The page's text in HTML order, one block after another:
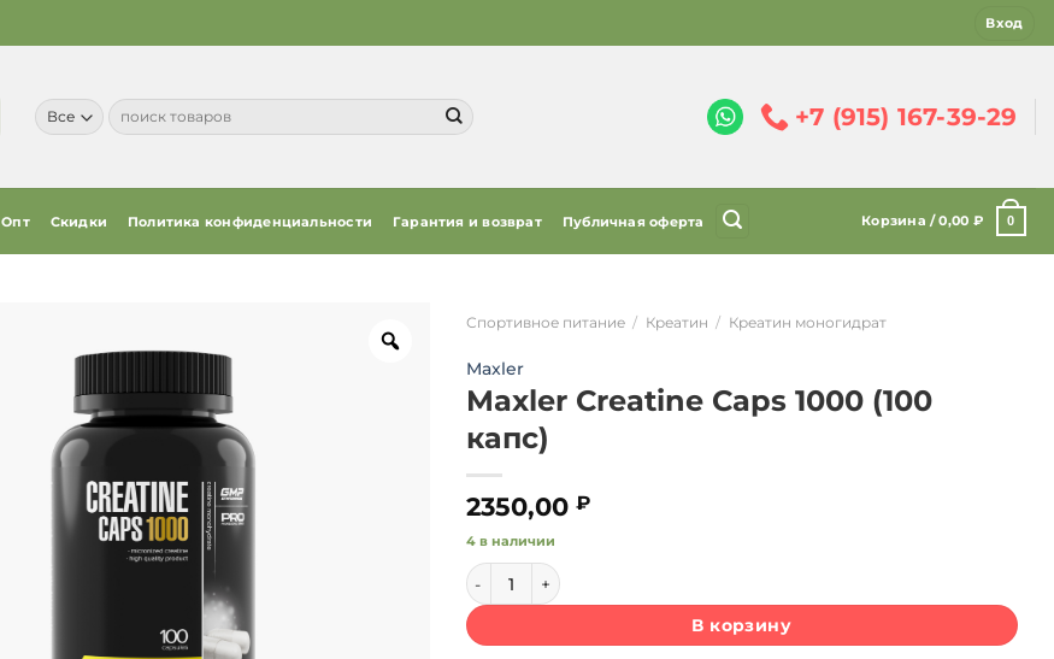
Вход
Искать: +7 (915) 167-39-29
Опт Скидки Политика конфиденциальности Гарантия и возврат Публичная оферта Корзина /0,00 ₽ 0
Спортивное питание / Креатин / Креатин моногидрат
Maxler
Maxler Creatine Caps 1000 (100
капс)
2350,00 ₽
4 в наличии
Количество товара Maxler Creatine Caps 1000 (100 капс)
В корзину